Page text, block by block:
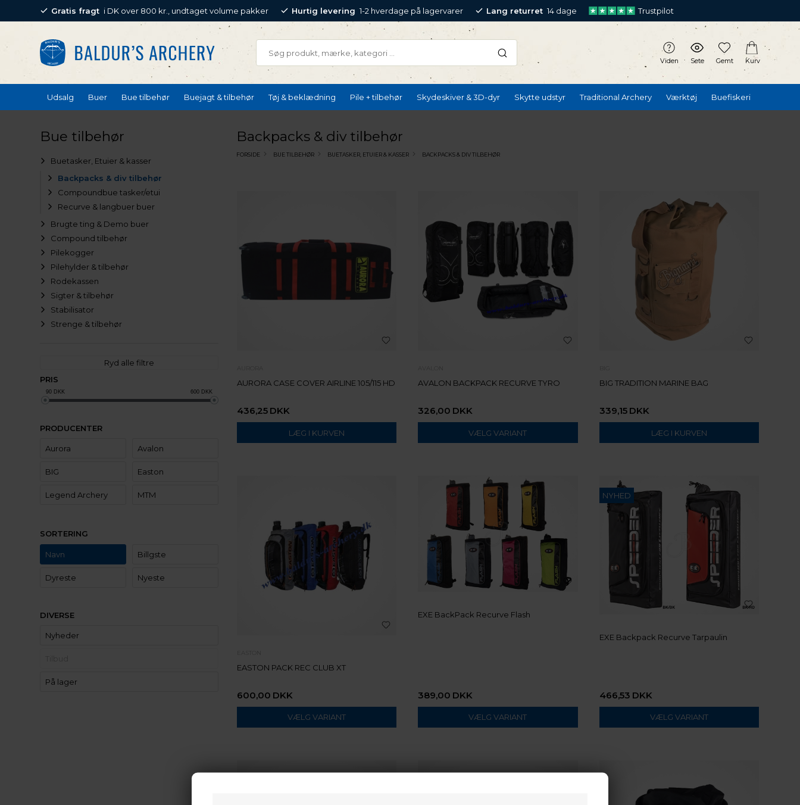
Gratis fragt i DK over 800 kr., undtaget volume pakker Hurtig levering 1-2 hverdage på lagervarer Lang returret 14 dage Trustpilot
Viden Sete Gemt Kurv
Udsalg Buer Bue tilbehør Buejagt & tilbehør Tøj & beklædning Pile + tilbehør Skydeskiver & 3D-dyr Skytte udstyr Traditional Archery Værktøj Buefiskeri
Bue tilbehør
Buetasker, Etuier & kasser
Backpacks & div tilbehør
Compoundbue tasker/etui
Recurve & langbuer buer
Brugte ting & Demo buer
Compound tilbehør
Pilekogger
Pilehylder & tilbehør
Rodekassen
Sigter & tilbehør
Stabilisator
Strenge & tilbehør
Ryd alle filtre
PRIS
90 DKK 600 DKK
PRODUCENTER
Aurora Avalon
BIG Easton
Legend Archery MTM
SORTERING
Navn Billgste
Dyreste Nyeste
DIVERSE
Nyheder
På lager
Backpacks & div tilbehør
FORSIDE BUE TILBEHØR BUETASKER, ETUIER & KASSER BACKPACKS & DIV TILBEHØR
AURORA CASE COVER AIRLINE 105/115 HD
436,25 DKK
AVALON BACKPACK RECURVE TYRO
326,00 DKK
VÆLG VARIANT
BIG TRADITION MARINE BAG
339,15 DKK
EASTON PACK REC CLUB XT
600,00 DKK
VÆLG VARIANT
EXE BackPack Recurve Flash
389,00 DKK
VÆLG VARIANT
NYHED
EXE Backpack Recurve Tarpaulin
466,53 DKK
VÆLG VARIANT